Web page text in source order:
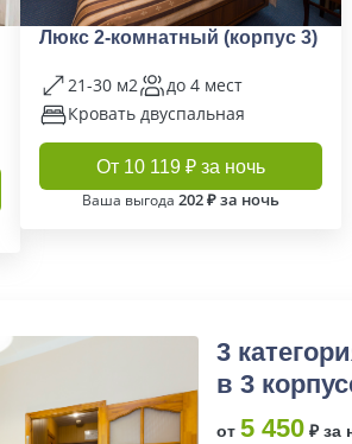
Люкс 2-комнатный (корпус 3)
21-30 м2
до 4 мест
Кровать двуспальная
От 10 119 ₽ за ночь
Ваша выгода 202 ₽ за ночь
3
в 3
от 5 450 ₽ за